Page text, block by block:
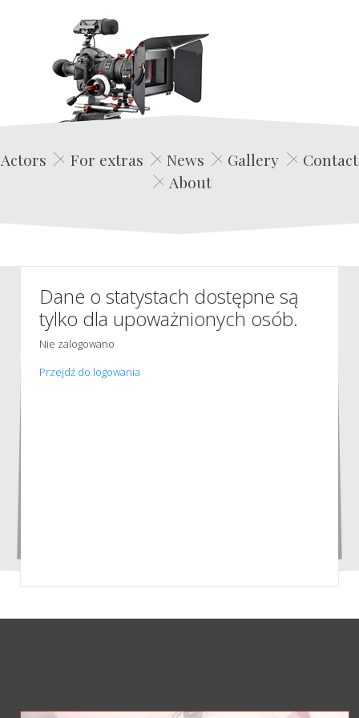
Edwin Film Agencja Aktorska
Actors For extras News Gallery
Contact
About
Dane o statystach dostępne są
tylko dla upoważnionych osób.
Nie zalogowano
Przejdź do logowania